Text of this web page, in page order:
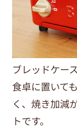
ブレッドケー
食卓に置いて
く、焼き加減
トです。